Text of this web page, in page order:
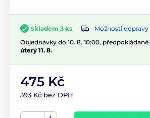
Skladem 3 ks
Možnosti dopravy
Objednávky do 10. 8. 10:00,
úterý 11. 8.
475 Kč
393 Kč bez DPH